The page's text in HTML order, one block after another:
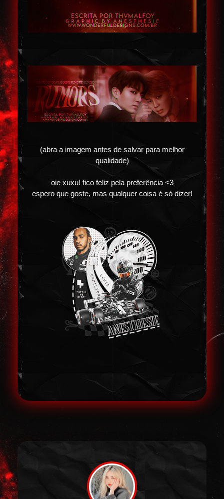
(abra a imagem antes de salvar para melhor
qualidade)
oie xuxu! fico feliz pela preferência <3
espero que goste, mas qualquer coisa é só dizer!